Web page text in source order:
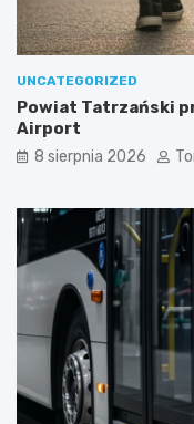
UNCATEGORIZED
Powiat Tatrzański
Airport
8 sierpnia 2026